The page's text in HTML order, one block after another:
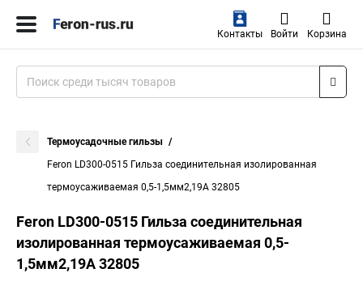
Контакты Войти Корзина
Термоусадочные гильзы
Feron LD300-0515 Гильза соединительная изолированная
термоусаживаемая 0,5-1,5мм2,19A 32805
Feron LD300-0515 Гильза соединительная
изолированная термоусаживаемая 0,5-
1,5мм2,19A 32805